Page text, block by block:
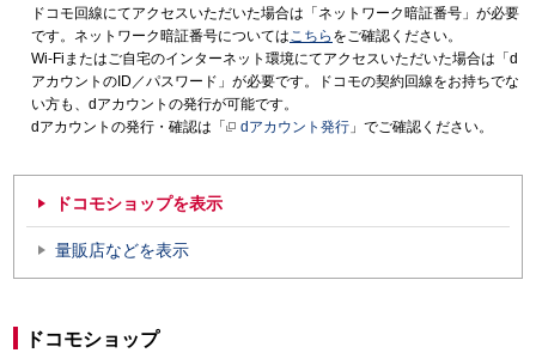
ドコモ回線にてアクセスいただいた場合は「ネットワーク暗証番号」が必要
です。ネットワーク暗証番号についてはこちら をご確認ください。
Wi-Fiまたはご自宅のインターネット環境にてアクセスいただいた場合は「d
アカウントのID／パスワード」が必要です。ドコモの契約回線をお持ちでな
い方も、dアカウントの発行が可能です。
dアカウントの発行・確認は「
dアカウント発行 」でご確認ください。
ドコモショップを表示
量販店などを表示
ドコモショップ